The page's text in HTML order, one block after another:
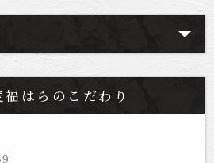
はらのこだわり